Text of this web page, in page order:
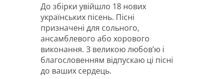
До збірки увійшло 18 нових
українських пісень. Пісні
призначені для сольного,
ансамблевого або хорового
виконання. З великою любов’ю і
благословенням відпускаю ці пісні
до ваших сердець.